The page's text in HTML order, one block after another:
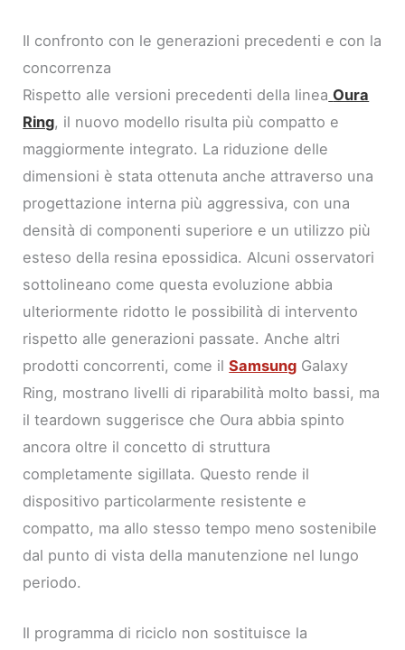
Il confronto con le generazioni precedenti e con la
concorrenza
Rispetto alle versioni precedenti della linea Oura
Ring, il nuovo modello risulta più compatto e
maggiormente integrato. La riduzione delle
dimensioni è stata ottenuta anche attraverso una
progettazione interna più aggressiva, con una
densità di componenti superiore e un utilizzo più
esteso della resina epossidica. Alcuni osservatori
sottolineano come questa evoluzione abbia
ulteriormente ridotto le possibilità di intervento
rispetto alle generazioni passate. Anche altri
prodotti concorrenti, come ilSamsung Galaxy
Ring, mostrano livelli di riparabilità molto bassi, ma
il teardown suggerisce che Oura abbia spinto
ancora oltre il concetto di struttura
completamente sigillata. Questo rende il
dispositivo particolarmente resistente e
compatto, ma allo stesso tempo meno sostenibile
dal punto di vista della manutenzione nel lungo
periodo.
Il programma di riciclo non sostituisce la